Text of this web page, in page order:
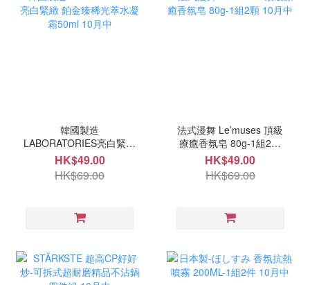
韓國製造
LABORATORIES亮白緊緻
鉑金臻稀光萃水凝霜50ml
10月中
HK$49.00
HK$69.00
法式漫舞 Le’muses 頂級
療癒香氛皂 80g-1組2顆
10月中
HK$49.00
HK$69.00